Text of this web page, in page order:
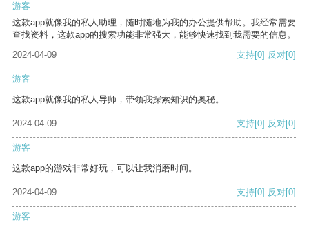
游客
这款app就像我的私人助理，随时随地为我的办公提供帮助。我经常需要
查找资料，这款app的搜索功能非常强大，能够快速找到我需要的信息。
2024-04-09
支持[0] 反对[0]
游客
这款app就像我的私人导师，带领我探索知识的奥秘。
2024-04-09 支持[0] 反对[0]
游客
这款app的游戏非常好玩，可以让我消磨时间。
2024-04-09 支持[0] 反对[0]
游客